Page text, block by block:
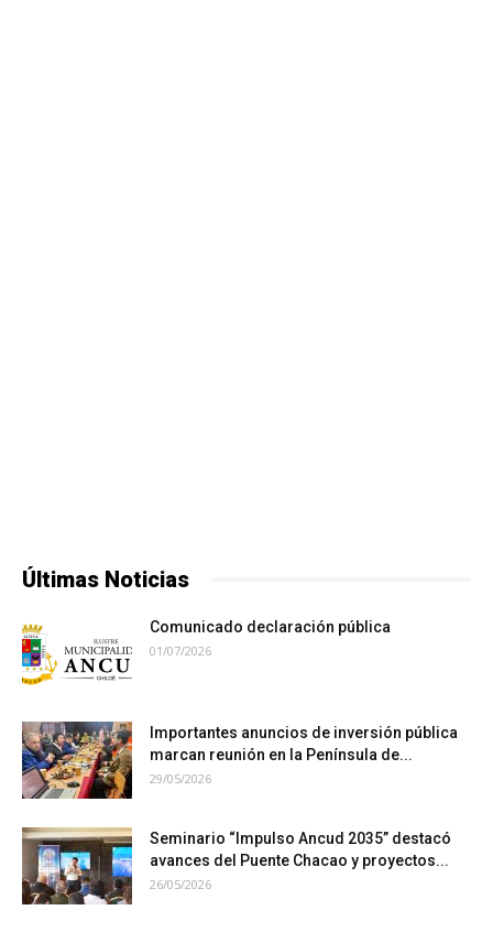
Últimas Noticias
Comunicado declaración pública
01/07/2026
Importantes anuncios de inversión pública
marcan reunión en la Península de...
29/05/2026
Seminario “Impulso Ancud 2035” destacó
avances del Puente Chacao y proyectos...
26/05/2026